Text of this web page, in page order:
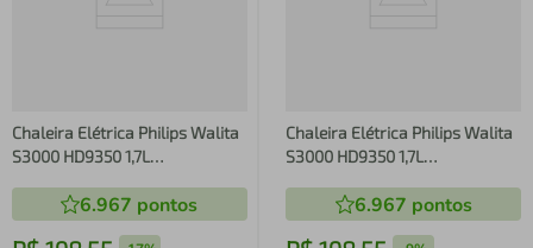
Chaleira Elétrica Philips Walita
S3000 HD9350 1,7L
Filtro Micromesh Inox
6.967 pontos
Chaleira Elétrica Philips Walita
S3000 HD9350 1,7L
Filtro Micromesh Inox
6.967 pontos